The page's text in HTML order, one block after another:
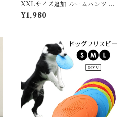
XXLサイズ追加 ルームパンツ 綿
100％ ダブルガーゼ ロング丈 シ
ョート丈 パジャマ ルームウェア
ボン ナイトウェア オールシーズ
ン シンプル ガーゼ 薄手 軽い 快
適 部屋着 5675766 スイモク
【水沐良品】
¥1,980